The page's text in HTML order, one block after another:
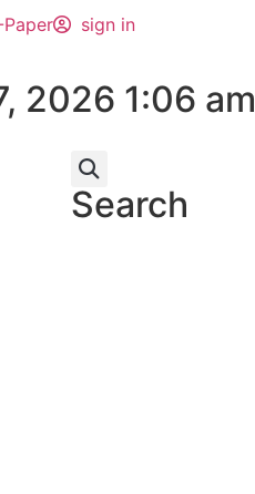
Paper sign in
2026 1:06 am
Search